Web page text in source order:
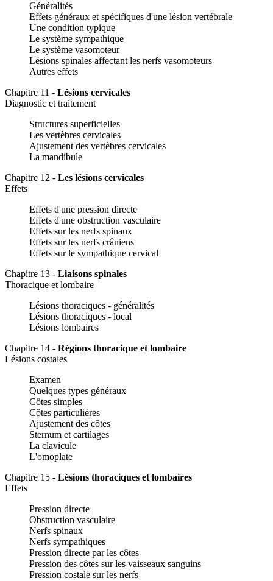
Généralités
Effets généraux et spécifiques d'une lésion vertébrale
Une condition typique
Le système sympathique
Le système vasomoteur
Lésions spinales affectant les nerfs vasomoteurs
Autres effets
Chapitre 11 - Lésions cervicales
Diagnostic et traitement
Structures superficielles
Les vertèbres cervicales
Ajustement des vertèbres cervicales
La mandibule
Chapitre 12 - Les lésions cervicales
Effets
Effets d'une pression directe
Effets d'une obstruction vasculaire
Effets sur les nerfs spinaux
Effets sur les nerfs crâniens
Effets sur le sympathique cervical
Chapitre 13 - Liaisons spinales
Thoracique et lombaire
Lésions thoraciques - généralités
Lésions thoraciques - local
Lésions lombaires
Chapitre 14 - Régions thoracique et lombaire
Lésions costales
Examen
Quelques types généraux
Côtes simples
Côtes particulières
Ajustement des côtes
Sternum et cartilages
La clavicule
L'omoplate
Chapitre 15 - Lésions thoraciques et lombaires
Effets
Pression directe
Obstruction vasculaire
Nerfs spinaux
Nerfs sympathiques
Pression directe par les côtes
Pression des côtes sur les vaisseaux sanguins
Pression costale sur les nerfs